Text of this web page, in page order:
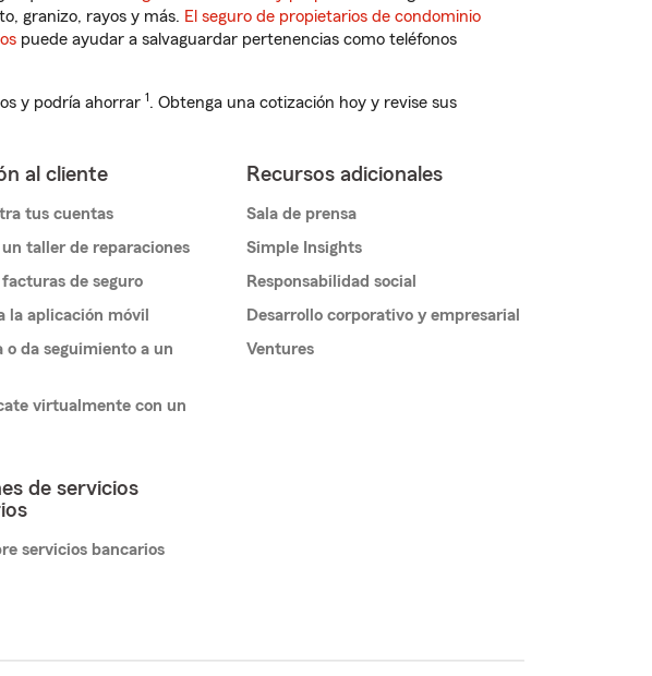
granizo, rayos y más. El seguro de propietarios de condominio
puede ayudar a salvaguardar pertenencias como teléfonos
y podría ahorrar 1. Obtenga una cotización hoy y revise sus
al cliente
tus cuentas
un taller de reparaciones
facturas de seguro
la aplicación móvil
o da seguimiento a un
virtualmente con un
de servicios
servicios bancarios
Recursos adicionales
Sala de prensa
Simple Insights
Responsabilidad social
Desarrollo corporativo y empresarial
Ventures